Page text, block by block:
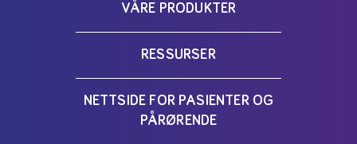
VÅRE PRODUKTER
RESSURSER
NETTSIDE FOR PASIENTER OG
PÅRØRENDE